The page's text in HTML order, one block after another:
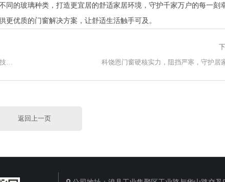
同的玻璃种类，打造更宜居的舒适家居环境，守护千家万户的每一刻
优质的门窗解决方案，让舒适生活触手可及。
喜报！科饶恩超低能耗门窗荣获“筑新奖”殊荣，以绿色低碳技术助力“好房子”建设
科饶恩门窗硬核实力，阻挡严寒，守护居
返回上一页